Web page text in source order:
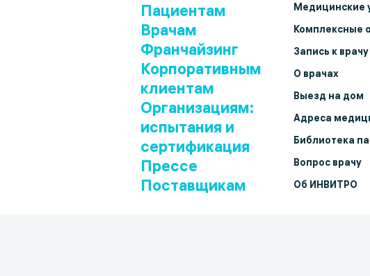
Пациентам
Врачам
Франчайзинг
Корпоративным
клиентам
Организациям:
испытания и
сертификация
Прессе
Поставщикам
Медицинские
Комплексные
Запись к врачу
О врачах
Выезд на дом
Адреса
Библиотека
Вопрос врачу
Об ИНВИТРО